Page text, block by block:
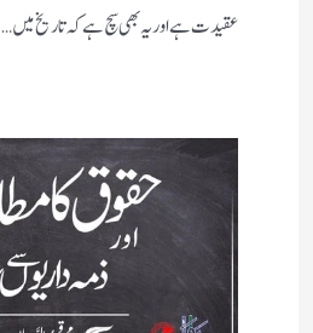
عقیدت ہے اور یہ بھی سچ ہے کہ تاریخ میں…